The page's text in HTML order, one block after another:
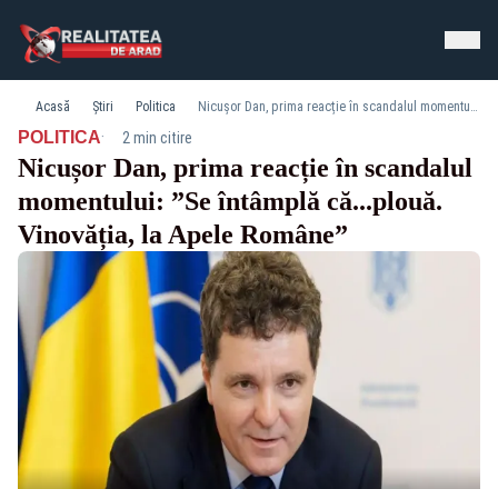
Acasă Știri Politica Nicușor Dan, prima reacție în scandalul momentului: ”Se întâmplă că...plouă. Vinovăția, la Apele Române”
POLITICA· 2 min citire
Nicușor Dan, prima reacție în scandalul
momentului: ”Se întâmplă că...plouă.
Vinovăția, la Apele Române”